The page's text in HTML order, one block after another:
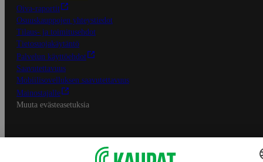
Oiva-raportit
Osuuskauppojen yhteystiedot
Tilaus- ja toimitusehdot
Tietosuojakäytäntö
Palvelun käyttöehdot
Saavutettavuus
Mobiilisovelluksen saavutettavuus
Mainostajalle
Muuta evästeasetuksia
S-ryhmän palvelut